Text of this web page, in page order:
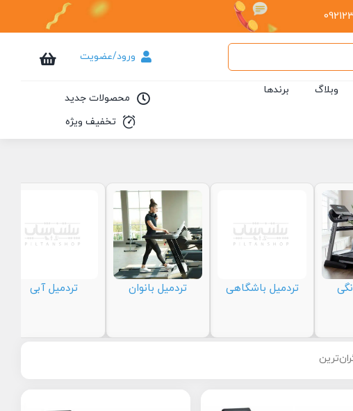
ورود/عضویت
وبلاگ برندها
محصولات جدید
تخفیف ویژه
تردمیل باشگاهی تردمیل بانوان تردمیل آبی